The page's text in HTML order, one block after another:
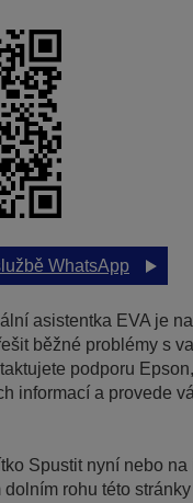
WhatsApp
asistentka EVA je
běžné problémy s
podporu
informací a provede
Spustit nyní nebo
dolním rohu této